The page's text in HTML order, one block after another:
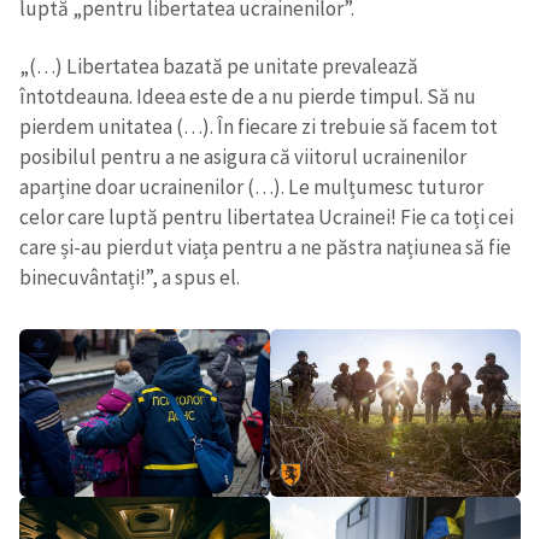
luptă „pentru libertatea ucrainenilor”.
„(…) Libertatea bazată pe unitate prevalează
întotdeauna. Ideea este de a nu pierde timpul. Să nu
pierdem unitatea (…). În fiecare zi trebuie să facem tot
posibilul pentru a ne asigura că viitorul ucrainenilor
aparține doar ucrainenilor (…). Le mulțumesc tuturor
celor care luptă pentru libertatea Ucrainei! Fie ca toți cei
care și-au pierdut viața pentru a ne păstra națiunea să fie
binecuvântați!”, a spus el.